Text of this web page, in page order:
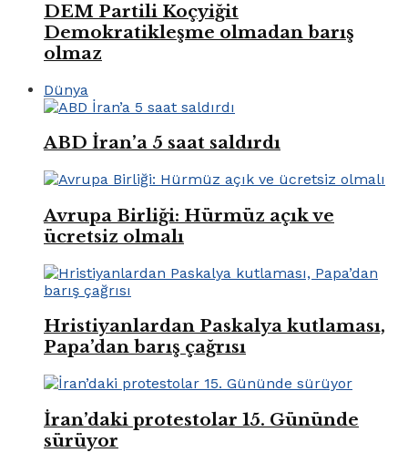
DEM Partili Koçyiğit
Demokratikleşme olmadan barış
olmaz
Dünya
ABD İran’a 5 saat saldırdı
Avrupa Birliği: Hürmüz açık ve
ücretsiz olmalı
Hristiyanlardan Paskalya kutlaması,
Papa’dan barış çağrısı
İran’daki protestolar 15. Gününde
sürüyor